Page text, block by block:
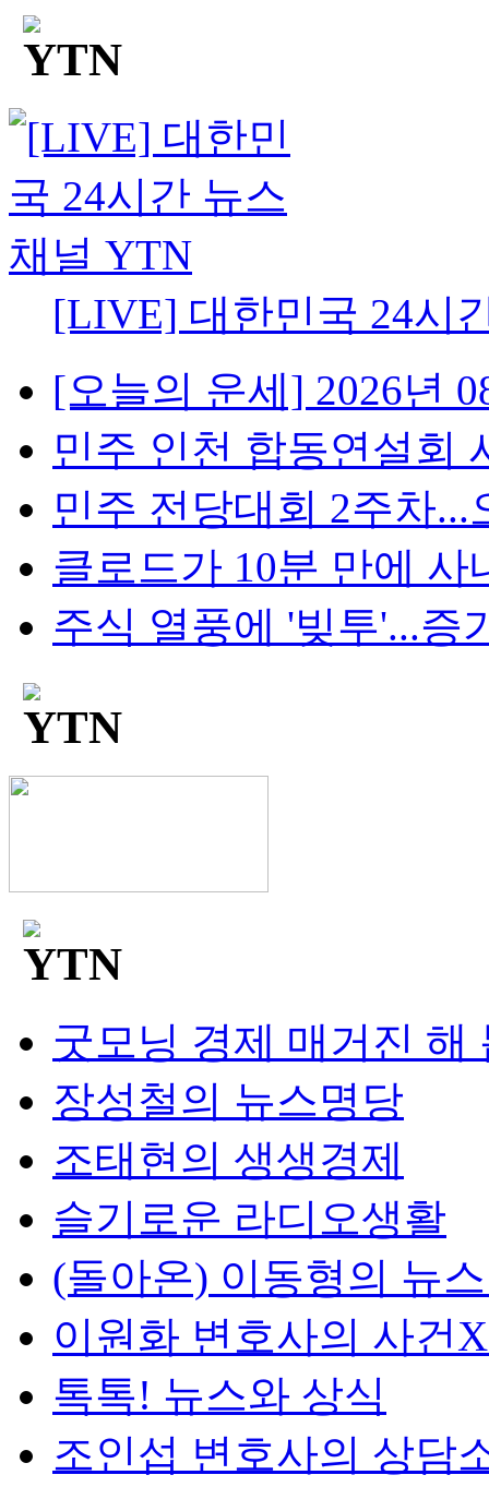
[LIVE] 대한민국 24시
[오늘의 운세] 2026년
민주 인천 합동연설회
민주 전당대회 2주차...
클로드가 10분 만에 사
주식 열풍에 '빚투'...증
굿모닝 경제 매거진 해
장성철의 뉴스명당
조태현의 생생경제
슬기로운 라디오생활
(돌아온) 이동형의 뉴
이원화 변호사의 사건
톡톡! 뉴스와 상식
조인섭 변호사의 상담